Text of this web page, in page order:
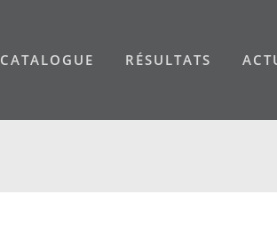
CATALOGUE RÉSULTATS